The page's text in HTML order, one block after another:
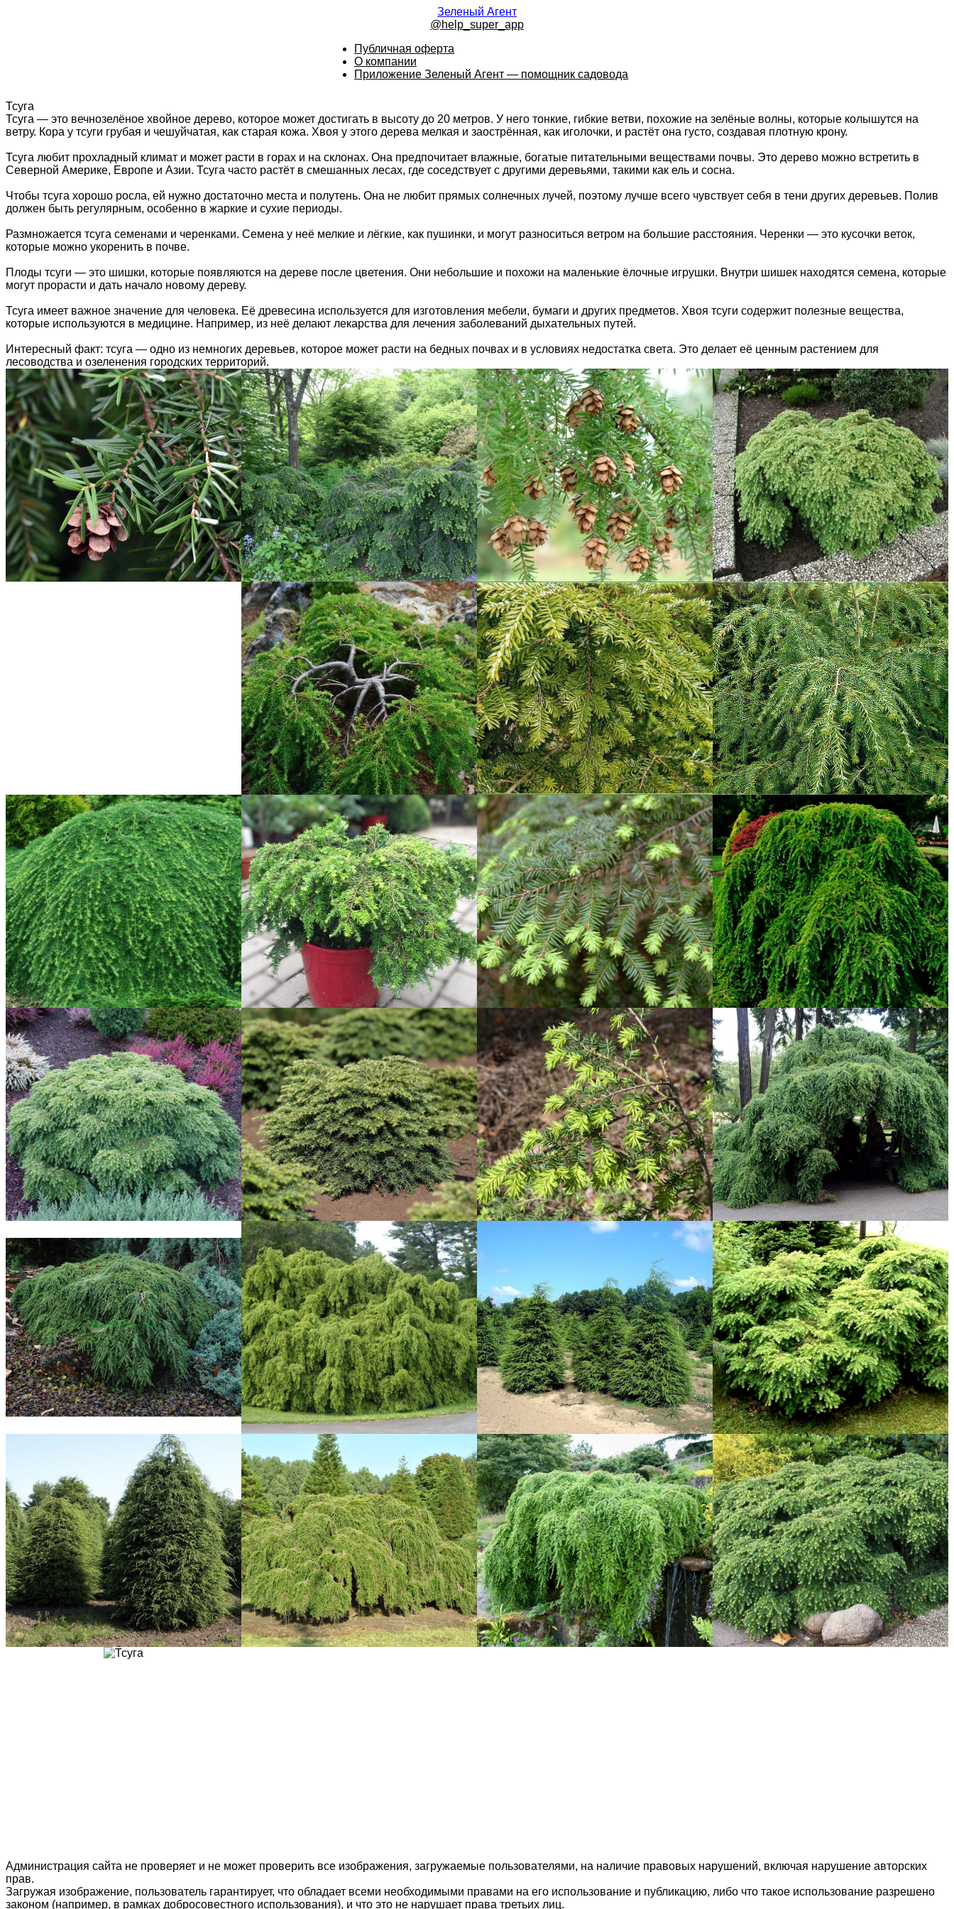
Зеленый Агент
@help_super_app
Публичная оферта
О компании
Приложение Зеленый Агент — помощник садовода
Тсуга
Тсуга — это вечнозелёное хвойное дерево, которое может достигать в высоту до 20 метров. У него тонкие, гибкие ветви, похожие на зелёные волны, которые колышутся на
ветру. Кора у тсуги грубая и чешуйчатая, как старая кожа. Хвоя у этого дерева мелкая и заострённая, как иголочки, и растёт она густо, создавая плотную крону.
Тсуга любит прохладный климат и может расти в горах и на склонах. Она предпочитает влажные, богатые питательными веществами почвы. Это дерево можно встретить в
Северной Америке, Европе и Азии. Тсуга часто растёт в смешанных лесах, где соседствует с другими деревьями, такими как ель и сосна.
Чтобы тсуга хорошо росла, ей нужно достаточно места и полутень. Она не любит прямых солнечных лучей, поэтому лучше всего чувствует себя в тени других деревьев. Полив
должен быть регулярным, особенно в жаркие и сухие периоды.
Размножается тсуга семенами и черенками. Семена у неё мелкие и лёгкие, как пушинки, и могут разноситься ветром на большие расстояния. Черенки — это кусочки веток,
которые можно укоренить в почве.
Плоды тсуги — это шишки, которые появляются на дереве после цветения. Они небольшие и похожи на маленькие ёлочные игрушки. Внутри шишек находятся семена, которые
могут прорасти и дать начало новому дереву.
Тсуга имеет важное значение для человека. Её древесина используется для изготовления мебели, бумаги и других предметов. Хвоя тсуги содержит полезные вещества,
которые используются в медицине. Например, из неё делают лекарства для лечения заболеваний дыхательных путей.
Интересный факт: тсуга — одно из немногих деревьев, которое может расти на бедных почвах и в условиях недостатка света. Это делает её ценным растением для
лесоводства и озеленения городских территорий.
Администрация сайта не проверяет и не может проверить все изображения, загружаемые пользователями, на наличие правовых нарушений, включая нарушение авторских
прав.
Загружая изображение, пользователь гарантирует, что обладает всеми необходимыми правами на его использование и публикацию, либо что такое использование разрешено
законом (например, в рамках добросовестного использования), и что это не нарушает права третьих лиц.